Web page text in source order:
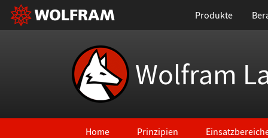
Produkte
Wolfram
Home Prinzipien